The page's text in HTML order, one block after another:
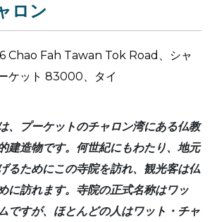
ロン
Chao Fah Tawan Tok Road、シャ
ケット 83000、タイ
、プーケットのチャロン湾にある仏教
建造物です。何世紀にもわたり、地元
るためにこの寺院を訪れ、観光客は仏
に訪れます。寺院の正式名称はワッ
ですが、ほとんどの人はワット・チャ